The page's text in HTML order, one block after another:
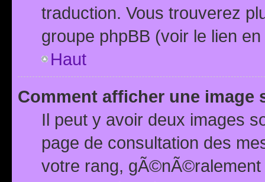
traduction. Vous trouverez
groupe phpBB (voir le lien
Haut
Comment afficher une image
Il peut y avoir deux images
page de consultation des
votre rang,